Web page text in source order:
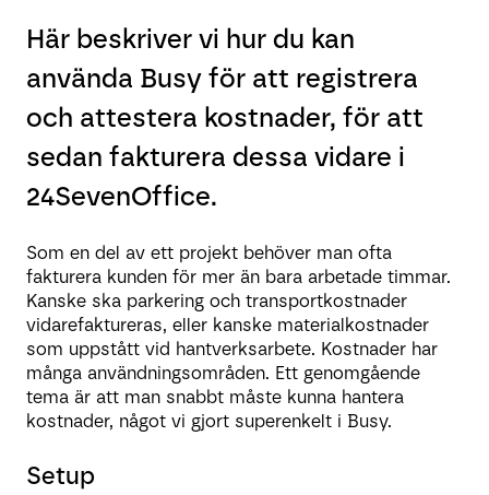
Här beskriver vi hur du kan
använda Busy för att registrera
och attestera kostnader, för att
sedan fakturera dessa vidare i
24SevenOffice.
Som en del av ett projekt behöver man ofta
fakturera kunden för mer än bara arbetade timmar.
Kanske ska parkering och transportkostnader
vidarefaktureras, eller kanske materialkostnader
som uppstått vid hantverksarbete. Kostnader har
många användningsområden. Ett genomgående
tema är att man snabbt måste kunna hantera
kostnader, något vi gjort superenkelt i Busy.
Setup